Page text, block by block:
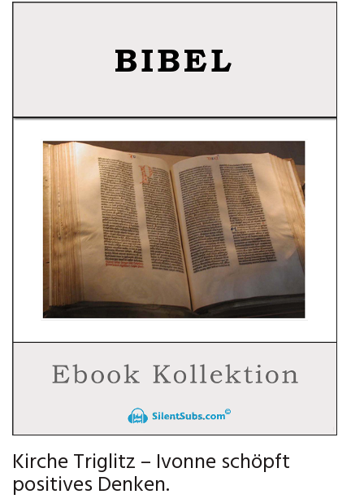
Kirche Triglitz – Ivonne schöpft
positives Denken.